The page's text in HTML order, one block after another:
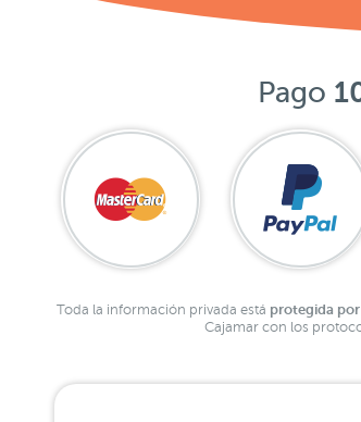
Pago
Toda la información privada está protegida por
Cajamar con los